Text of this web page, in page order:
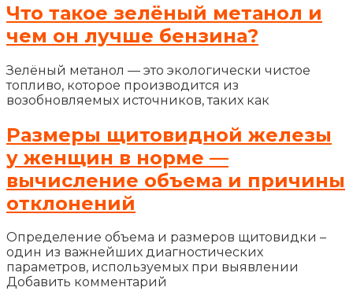
Что такое зелёный метанол и
чем он лучше бензина?
Зелёный метанол — это экологически чистое
топливо, которое производится из
возобновляемых источников, таких как
Размеры щитовидной железы
у женщин в норме —
вычисление объема и причины
отклонений
Определение объема и размеров щитовидки –
один из важнейших диагностических
параметров, используемых при выявлении
Добавить комментарий